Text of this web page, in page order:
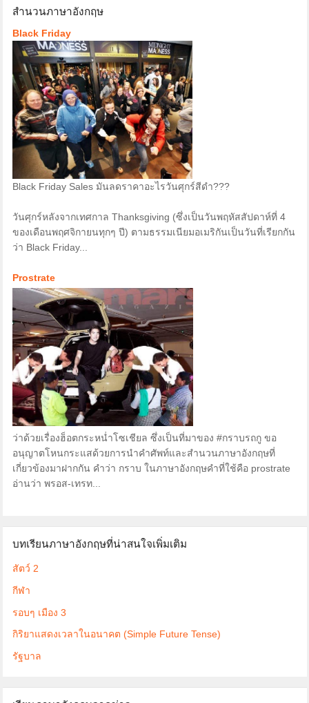
สำนวนภาษาอังกฤษ
Black Friday
Black Friday Sales มันลดราคาอะไรวันศุกร์สีดำ???
วันศุกร์หลังจากเทศกาล Thanksgiving (ซึ่งเป็นวันพฤหัสสัปดาห์ที่ 4
ของเดือนพฤศจิกายนทุกๆ ปี) ตามธรรมเนียมอเมริกันเป็นวันที่เรียกกัน
ว่า Black Friday...
Prostrate
ว่าด้วยเรื่องฮ็อตกระหน่ำโซเชียล ซึ่งเป็นที่มาของ #กราบรถกู ขอ
อนุญาตโหนกระแสด้วยการนำคำศัพท์และสำนวนภาษาอังกฤษที่
เกี่ยวข้องมาฝากกัน คำว่า กราบ ในภาษาอังกฤษคำที่ใช้คือ prostrate
อ่านว่า พรอส-เทรท...
บทเรียนภาษาอังกฤษที่น่าสนใจเพิ่มเติม
สัตว์ 2
กีฬา
รอบๆ เมือง 3
กิริยาแสดงเวลาในอนาคต (Simple Future Tense)
รัฐบาล